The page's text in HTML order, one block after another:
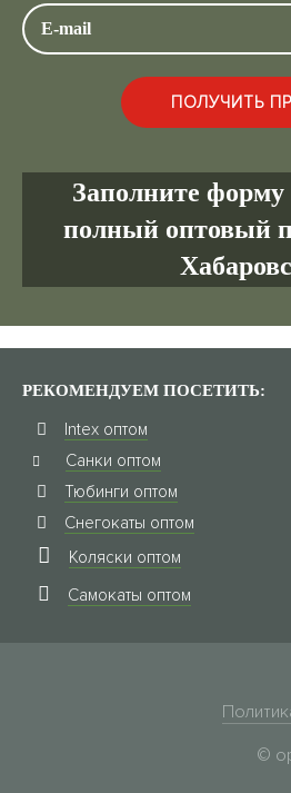
Заполните форму
полный оптовый
РЕКОМЕНДУЕМ ПОСЕТИТЬ:
Intex оптом
Санки оптом
Тюбинги оптом
Снегокаты оптом
Коляски оптом
Самокаты оптом
©